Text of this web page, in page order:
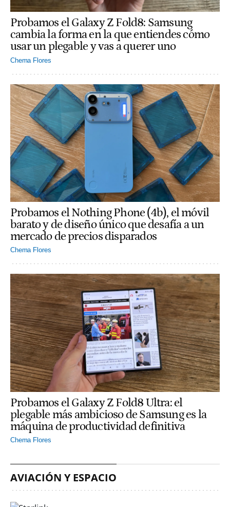
Probamos el Galaxy Z Fold8: Samsung
cambia la forma en la que entiendes cómo
usar un plegable y vas a querer uno
Chema Flores
Probamos el Nothing Phone (4b), el móvil
barato y de diseño único que desafía a un
mercado de precios disparados
Chema Flores
Probamos el Galaxy Z Fold8 Ultra: el
plegable más ambicioso de Samsung es la
máquina de productividad definitiva
Chema Flores
AVIACIÓN Y ESPACIO